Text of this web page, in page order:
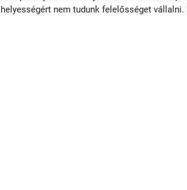
helyességért nem tudunk felelősséget